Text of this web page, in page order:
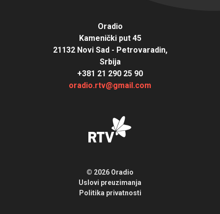
Oradio
Kamenički put 45
21132 Novi Sad - Petrovaradin,
Srbija
+381 21 290 25 90
oradio.rtv@gmail.com
© 2026 Oradio
Uslovi preuzimanja
Politika privatnosti